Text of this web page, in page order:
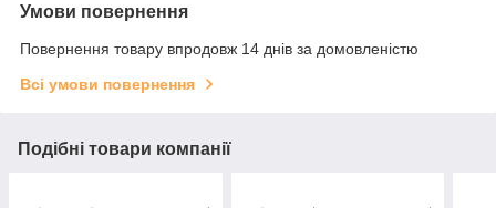
Умови повернення
Повернення товару впродовж 14 днів за домовленістю
Всі умови повернення
Подібні товари компанії